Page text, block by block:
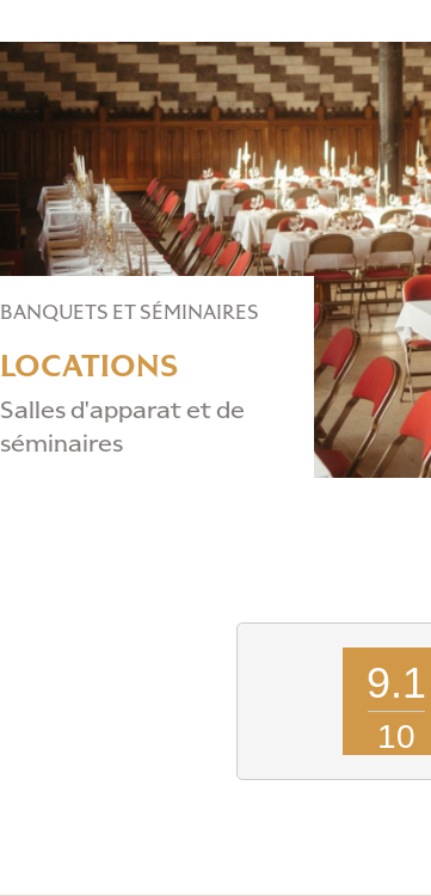
BANQUETS ET SÉMINAIRES
LOCATIONS
Salles d'apparat et de
séminaires
9.1
10